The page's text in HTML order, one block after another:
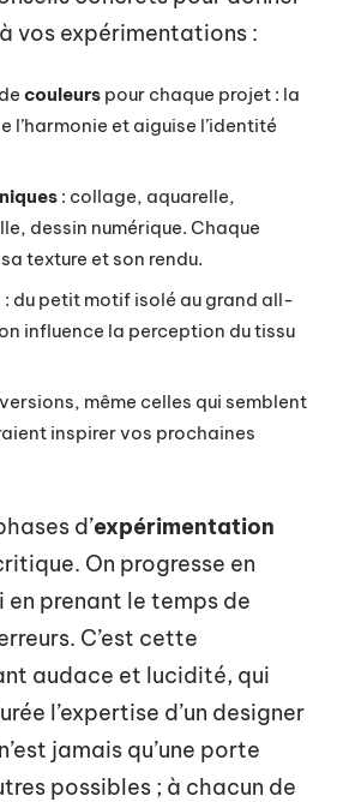
vos expérimentations :
couleurs pour chaque projet : la
l’harmonie et aiguise l’identité
: collage, aquarelle,
dessin numérique. Chaque
texture et son rendu.
du petit motif isolé au grand all-
influence la perception du tissu
même celles qui semblent
inspirer vos prochaines
d’expérimentation
On progresse en
en prenant le temps de
C’est cette
audace et lucidité, qui
l’expertise d’un designer
jamais qu’une porte
possibles ; à chacun de